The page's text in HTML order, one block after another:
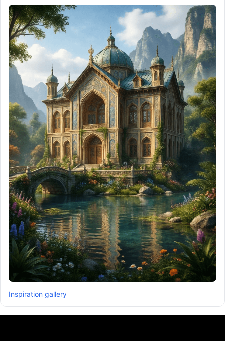
Inspiration gallery